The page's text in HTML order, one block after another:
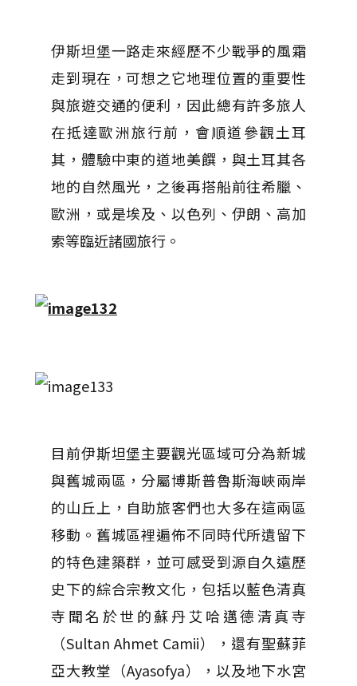
伊斯坦堡一路走來經歷不少戰爭的風霜
走到現在，可想之它地理位置的重要性
與旅遊交通的便利，因此總有許多旅人
在抵達歐洲旅行前，會順道參觀土耳
其，體驗中東的道地美饌，與土耳其各
地的自然風光，之後再搭船前往希臘、
歐洲，或是埃及、以色列、伊朗、高加
索等臨近諸國旅行。
目前伊斯坦堡主要觀光區域可分為新城
與舊城兩區，分屬博斯普魯斯海峽兩岸
的山丘上，自助旅客們也大多在這兩區
移動。舊城區裡遍佈不同時代所遺留下
的特色建築群，並可感受到源自久遠歷
史下的綜合宗教文化，包括以藍色清真
寺聞名於世的蘇丹艾哈邁德清真寺
（Sultan Ahmet Camii），還有聖蘇菲
亞大教堂（Ayasofya），以及地下水宮